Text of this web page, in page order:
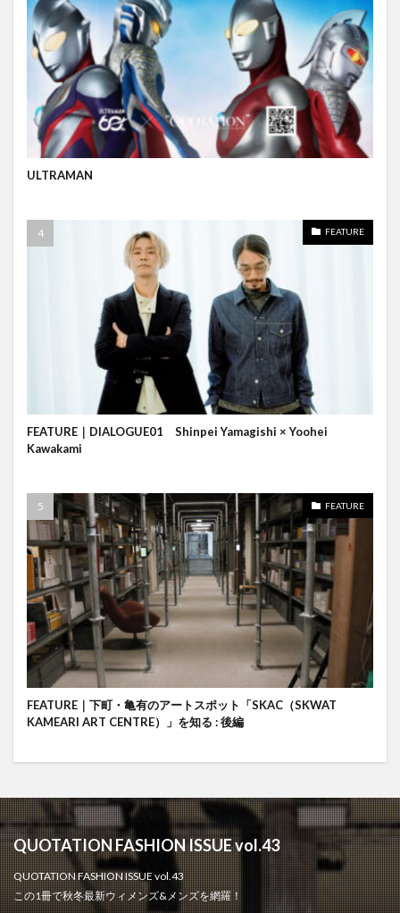
ULTRAMAN
FEATURE
FEATURE｜DIALOGUE01 Shinpei Yamagishi × Yoohei
Kawakami
FEATURE
FEATURE｜下町・亀有のアートスポット「SKAC（SKWAT
KAMEARI ART CENTRE）」を知る : 後編
QUOTATION FASHION ISSUE vol.43
QUOTATION FASHION ISSUE vol.43
この1冊で秋冬最新ウィメンズ&メンズを網羅！